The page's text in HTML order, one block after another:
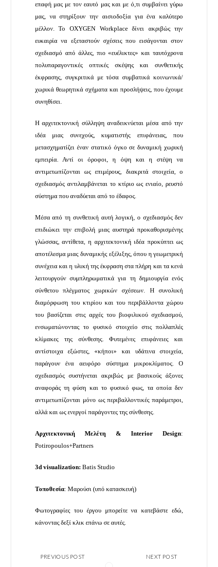
επαφή μας με τον εαυτό μας και με ό,τι συμβαίνει γύρω
μας, να στηρίξουν την αισιοδοξία για ένα καλύτερο
μέλλον. Το OXYGEN Workplace δίνει ακριβώς την
ευκαιρία να εξεταστούν σχέσεις που εισάγονται στον
σχεδιασμό από άλλες, πιο «ευέλικτες» και ταυτόχρονα
πολυπαραγοντικές οπτικές σκέψης και συνθετικής
έκφρασης, συγκριτικά με τόσα συμβατικά κοινωνικά/
χωρικά θεωρητικά σχήματα και προσλήψεις, που έχουμε
συνηθίσει.
Η αρχιτεκτονική σύλληψη αναδεικνύεται μέσα από την
ιδέα μιας συνεχούς, κυματιστής επιφάνειας, που
μετασχηματίζει έναν στατικό όγκο σε δυναμική χωρική
εμπειρία. Αντί οι όροφοι, η όψη και η στέψη να
αντιμετωπίζονται ως επιμέρους, διακριτά στοιχεία, ο
σχεδιασμός αντιλαμβάνεται το κτίριο ως ενιαίο, ρευστό
σύστημα που αναδύεται από το έδαφος.
Μέσα από τη συνθετική αυτή λογική, o σχεδιασμός δεν
επιδιώκει την επιβολή μιας αυστηρά προκαθορισμένης
γλώσσας, αντίθετα, η αρχιτεκτονική ιδέα προκύπτει ως
αποτέλεσμα μιας δυναμικής εξέλιξης, όπου η γεωμετρική
συνέχεια και η υλική της έκφραση στα πλήρη και τα κενά
λειτουργούν συμπληρωματικά για τη δημιουργία ενός
σύνθετου πλέγματος χωρικών σχέσεων. Η συνολική
διαμόρφωση του κτιρίου και του περιβάλλοντα χώρου
του βασίζεται στις αρχές του βιοφιλικού σχεδιασμού,
ενσωματώνοντας το φυσικό στοιχείο στις πολλαπλές
κλίμακες της σύνθεσης. Φυτεμένες επιφάνειες και
αντίστοιχα εξώστες, «κήποι» και υδάτινα στοιχεία,
παράγουν ένα αειφόρο σύστημα μικροκλίματος. Ο
σχεδιασμός συστήνεται ακριβώς με βασικούς άξονες
αναφοράς τη φύση και το φυσικό φως, τα οποία δεν
αντιμετωπίζονται μόνο ως περιβαλλοντικές παράμετροι,
αλλά και ως ενεργοί παράγοντες της σύνθεσης.
Αρχιτεκτονική Μελέτη & Interior Design:
Potiropoulos+Partners
3d visualization: Batis Studio
Τοποθεσία: Μαρούσι (υπό κατασκευή)
Φωτογραφίες του έργου μπορείτε να κατεβάστε εδώ,
κάνοντας δεξί κλικ επάνω σε αυτές.
PREVIOUS POST NEXT POST